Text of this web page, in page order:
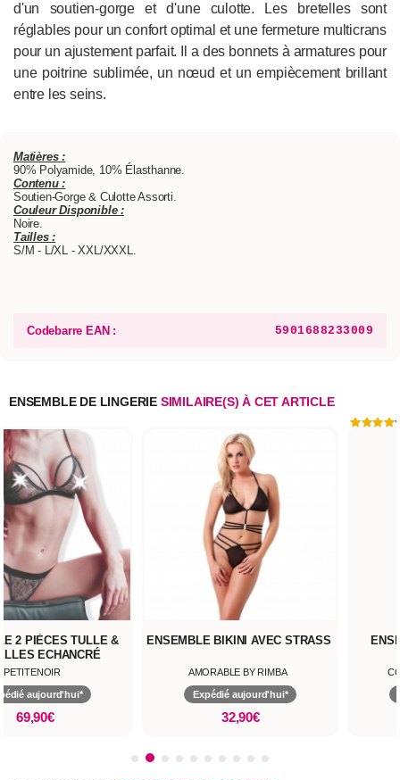
d'un soutien-gorge et d'une culotte. Les bretelles sont
réglables pour un confort optimal et une fermeture multicrans
pour un ajustement parfait. Il a des bonnets à armatures pour
une poitrine sublimée, un nœud et un empiècement brillant
entre les seins.
Matières :
90% Polyamide, 10% Élasthanne.
Contenu :
Soutien-Gorge & Culotte Assorti.
Couleur Disponible :
Noire.
Tailles :
S/M - L/XL - XXL/XXXL.
Codebarre EAN : 5901688233009
ENSEMBLE DE LINGERIE SIMILAIRE(S) À CET ARTICLE
2 PIÈCES TULLE &
ECHANCRÉ
PETITENOIR
aujourd'hui*
69,90€
ENSEMBLE BIKINI AVEC STRASS
AMORABLE BY RIMBA
Expédié aujourd'hui*
32,90€